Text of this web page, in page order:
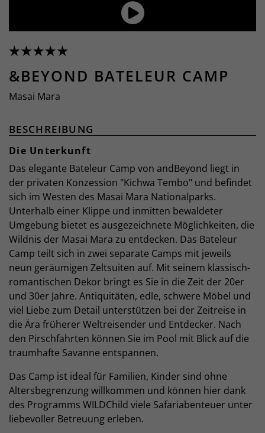
&BEYOND BATELEUR CAMP
Masai Mara
BESCHREIBUNG
Die Unterkunft
Das elegante Bateleur Camp von andBeyond liegt in
der privaten Konzession "Kichwa Tembo" und befindet
sich im Westen des Masai Mara Nationalparks.
Unterhalb einer Klippe und inmitten bewaldeter
Umgebung bietet es ausgezeichnete Möglichkeiten, die
Wildnis der Masai Mara zu entdecken. Das Bateleur
Camp teilt sich in zwei separate Camps mit jeweils
neun geräumigen Zeltsuiten auf. Mit seinem klassisch-
romantischen Dekor bringt es Sie in die Zeit der 20er
und 30er Jahre. Antiquitäten, edle, schwere Möbel und
viel Liebe zum Detail unterstützen bei der Zeitreise in
die Ära früherer Weltreisender und Entdecker. Nach
den Pirschfahrten können Sie im Pool mit Blick auf die
traumhafte Savanne entspannen.
Das Camp ist ideal für Familien, Kinder sind ohne
Altersbegrenzung willkommen und können hier dank
des Programms WILDChild viele Safariabenteuer unter
liebevoller Betreuung erleben.